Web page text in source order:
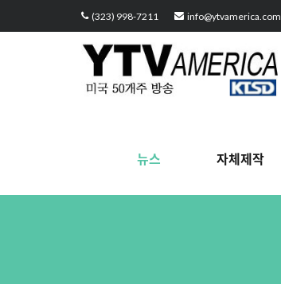
(323) 998-7211 info@ytvamerica.com
뉴스 자체제작